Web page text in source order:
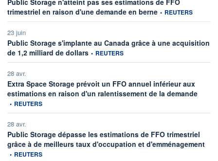
trimestriel en raison d'une demande en berne information fournie par
• REUTERS
23 juin
Public Storage s'implante au Canada grâce à une acquisition
de 1,2 milliard de dollars information fournie par
• REUTERS
28 avr.
Extra Space Storage prévoit un FFO annuel inférieur aux
estimations en raison d'un ralentissement de la demande
• REUTERS
28 avr.
Public Storage dépasse les estimations de FFO trimestriel
grâce à de meilleurs taux d'occupation et d'emménagement
• REUTERS